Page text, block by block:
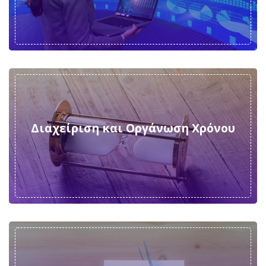
Διαχείριση και Οργάνωση Χρόνου